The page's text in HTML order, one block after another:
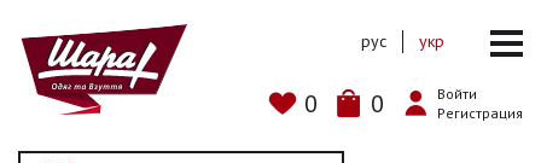
0 0
Войти
Регистрация
рус укр